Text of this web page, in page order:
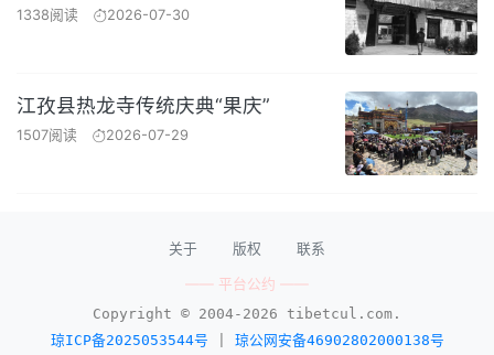
1338阅读 2026-07-30
江孜县热龙寺传统庆典“果庆”
1507阅读 2026-07-29
关于 版权 联系
—— 平台公约 ——
Copyright © 2004-2026 tibetcul.com.
琼ICP备2025053544号
琼公网安备46902802000138号